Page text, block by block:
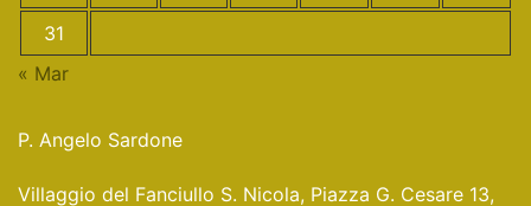
31
« Mar
P. Angelo Sardone
Villaggio del Fanciullo S. Nicola, Piazza G. Cesare 13,